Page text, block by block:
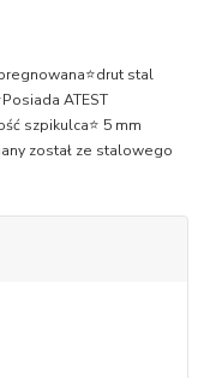
stal
ATEST
szpikulca⭐ 5 mm
został ze stalowego